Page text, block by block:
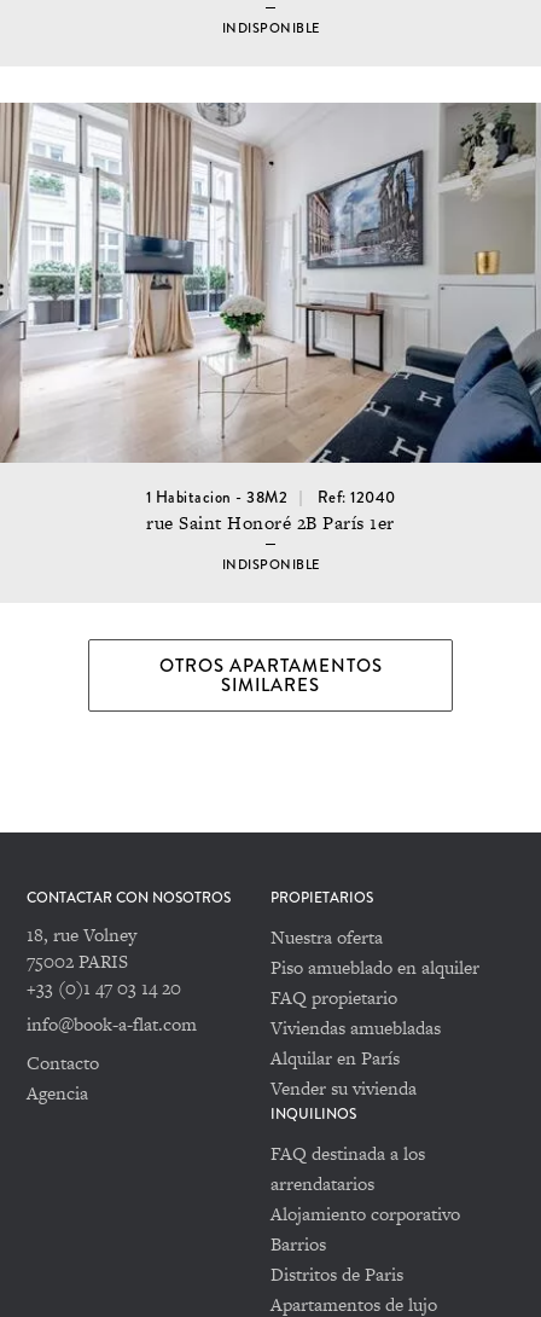
INDISPONIBLE
1 Habitacion - 38M2 Ref: 12040
rue Saint Honoré 2B París 1er
INDISPONIBLE
OTROS APARTAMENTOS
SIMILARES
CONTACTAR CON NOSOTROS
18, rue Volney
75002 PARIS
+33 (0)1 47 03 14 20
info@book-a-flat.com
Contacto
Agencia
PROPIETARIOS
Nuestra oferta
Piso amueblado en alquiler
FAQ propietario
Viviendas amuebladas
Alquilar en París
Vender su vivienda
INQUILINOS
FAQ destinada a los
arrendatarios
Alojamiento corporativo
Barrios
Distritos de Paris
Apartamentos de lujo